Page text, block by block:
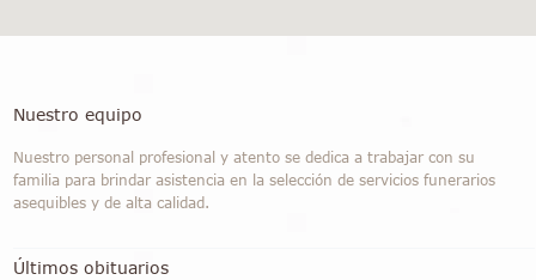
Nuestro equipo
Nuestro personal profesional y atento se dedica a trabajar con su
familia para brindar asistencia en la selección de servicios funerarios
asequibles y de alta calidad.
Últimos obituarios